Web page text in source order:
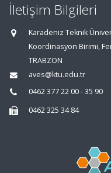
İletişim Bilgileri
Karadeniz Teknik
Koordinasyon Birimi,
TRABZON
aves@ktu.edu.tr
0462 377 22 00 - 35 90
0462 325 34 84